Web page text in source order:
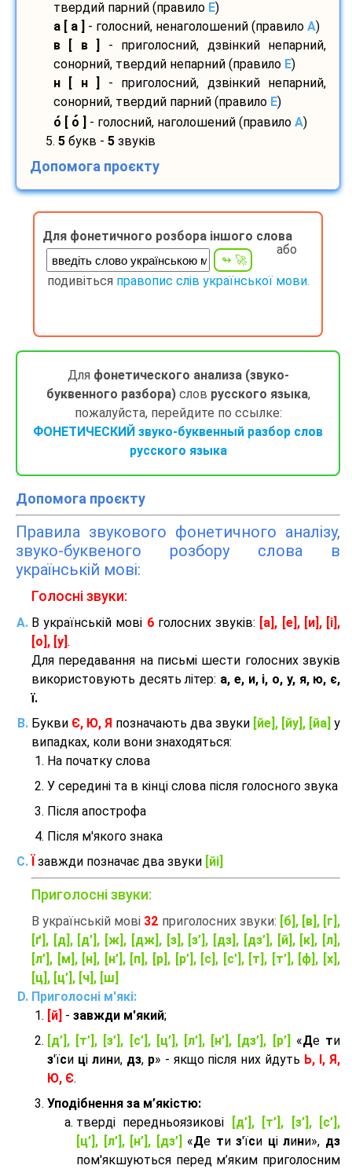
твердий парний (правило E)
а [ а ]
- голосний, ненаголошений (правило A)
в [ в ]
- приголосний, дзвінкий непарний,
сонорний, твердий непарний (правило E)
н [ н ]
- приголосний, дзвінкий непарний,
сонорний, твердий парний (правило E)
о [ о - голосний, наголошений (правило A)
5. 5 букв - 5 звуків
Допомога проєкту
Для фонетичного розбора іншого слова
або
подивіться правопис слів української мови.
Для фонетического анализа (звуко-
буквенного разбора)слов русского языка,
пожалуйста, перейдите по ссылке:
ФОНЕТИЧЕСКИЙ звуко-буквенный разбор слов
русского языка
Допомога проєкту
Правила звукового фонетичного аналізу,
звуко-буквеного розбору слова в
українській мові:
Голосні звуки:
В українській мові 6голосних звуків:
[а], [е], [и], [і],
[о], [у] .
Для передавання на письмі шести голосних звуків
використовують десять літер: а, е, и, і, о, у, я, ю, є,
ї.
Букви Є, Ю, Я позначають два звуки [йе], [йу], [йа] у
випадках, коли вони знаходяться:
На початку слова
У середині та в кінці слова після голосного звука
Після апострофа
Після м'якого знака
завжди позначає два звуки [йі]
Приголосні звуки:
В українській мові 32 приголосних звуки: [б], [в], [г],
[ґ], [д], [д’], [ж], [дж], [з], [з’], [дз], [дз’], [й], [к], [л],
[л’], [м], [н], [н’], [п], [р], [р’], [с], [с’], [т], [т’], [ф], [х],
[ц], [ц’], [ч], [ш]
Приголосні м'які:
[й] - завжди м'який;
[д’], [т’], [з’], [с’], [ц’], [л’], [н’], [дз’], [р’]
«Де ти
з'їси ці лини, дз, р» - якщо після них йдуть Ь, І, Я,
Ю, Є.
Уподібнення за м’якістю:
тверді передньоязикові
[д’], [т’], [з’], [с’],
[ц’], [л’], [н’], [дз’] «Де тиз'їси цілини», дз
пом'якшуються перед м’яким приголосним